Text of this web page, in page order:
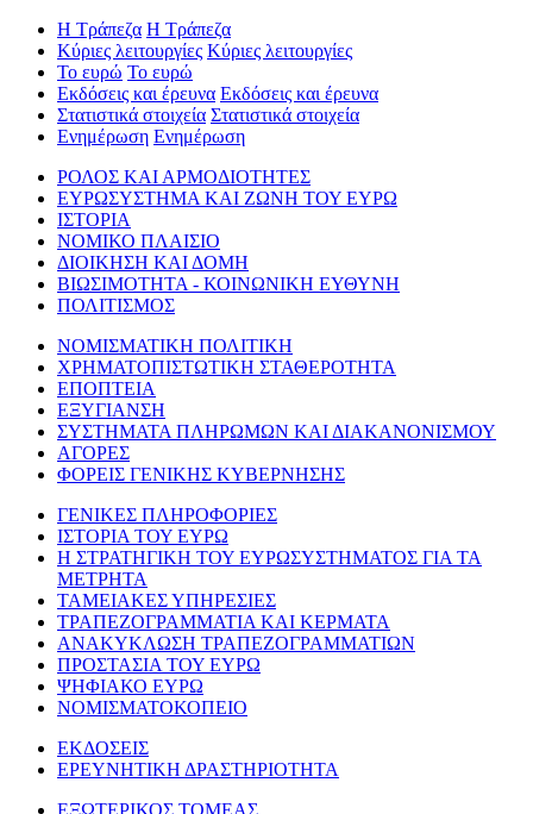
Η Τράπεζα Η Τράπεζα
Κύριες λειτουργίες Κύριες λειτουργίες
Το ευρώ Το ευρώ
Εκδόσεις και έρευνα Εκδόσεις και έρευνα
Στατιστικά στοιχεία Στατιστικά στοιχεία
Ενημέρωση Ενημέρωση
ΡΟΛΟΣ ΚΑΙ ΑΡΜΟΔΙΟΤΗΤΕΣ
ΕΥΡΩΣΥΣΤΗΜΑ ΚΑΙ ΖΩΝΗ ΤΟΥ ΕΥΡΩ
ΙΣΤΟΡΙΑ
ΝΟΜΙΚΟ ΠΛΑΙΣΙΟ
ΔΙΟΙΚΗΣΗ ΚΑΙ ΔΟΜΗ
ΒΙΩΣΙΜΟΤΗΤΑ - ΚΟΙΝΩΝΙΚΗ ΕΥΘΥΝΗ
ΠΟΛΙΤΙΣΜΟΣ
ΝΟΜΙΣΜΑΤΙΚΗ ΠΟΛΙΤΙΚΗ
ΧΡΗΜΑΤΟΠΙΣΤΩΤΙΚΗ ΣΤΑΘΕΡΟΤΗΤΑ
ΕΠΟΠΤΕΙΑ
ΕΞΥΓΙΑΝΣΗ
ΣΥΣΤΗΜΑΤΑ ΠΛΗΡΩΜΩΝ ΚΑΙ ΔΙΑΚΑΝΟΝΙΣΜΟΥ
ΑΓΟΡΕΣ
ΦΟΡΕΙΣ ΓΕΝΙΚΗΣ ΚΥΒΕΡΝΗΣΗΣ
ΓΕΝΙΚΕΣ ΠΛΗΡΟΦΟΡΙΕΣ
ΙΣΤΟΡΙΑ ΤΟΥ ΕΥΡΩ
Η ΣΤΡΑΤΗΓΙΚΗ ΤΟΥ ΕΥΡΩΣΥΣΤΗΜΑΤΟΣ ΓΙΑ ΤΑ
ΜΕΤΡΗΤΑ
ΤΑΜΕΙΑΚΕΣ ΥΠΗΡΕΣΙΕΣ
ΤΡΑΠΕΖΟΓΡΑΜΜΑΤΙΑ ΚΑΙ ΚΕΡΜΑΤΑ
ΑΝΑΚΥΚΛΩΣΗ ΤΡΑΠΕΖΟΓΡΑΜΜΑΤΙΩΝ
ΠΡΟΣΤΑΣΙΑ ΤΟΥ ΕΥΡΩ
ΨΗΦΙΑΚΟ ΕΥΡΩ
ΝΟΜΙΣΜΑΤΟΚΟΠΕΙΟ
ΕΚΔΟΣΕΙΣ
ΕΡΕΥΝΗΤΙΚΗ ΔΡΑΣΤΗΡΙΟΤΗΤΑ
ΕΞΩΤΕΡΙΚΟΣ ΤΟΜΕΑΣ